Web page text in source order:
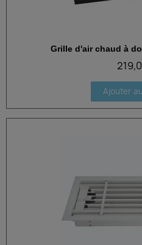
Aperçu
Grille d'air chaud à
Ajouter